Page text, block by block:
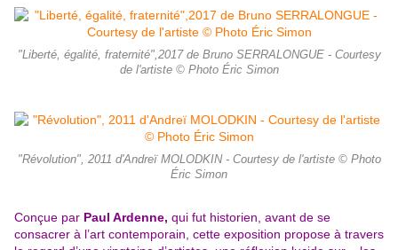
"Liberté, égalité, fraternité",2017 de Bruno SERRALONGUE - Courtesy
de l'artiste © Photo Éric Simon
"Révolution", 2011 d'Andreï MOLODKIN - Courtesy de l'artiste © Photo
Éric Simon
Conçue par Paul Ardenne, qui fut historien, avant de se
consacrer à l’art contemporain, cette exposition propose à travers